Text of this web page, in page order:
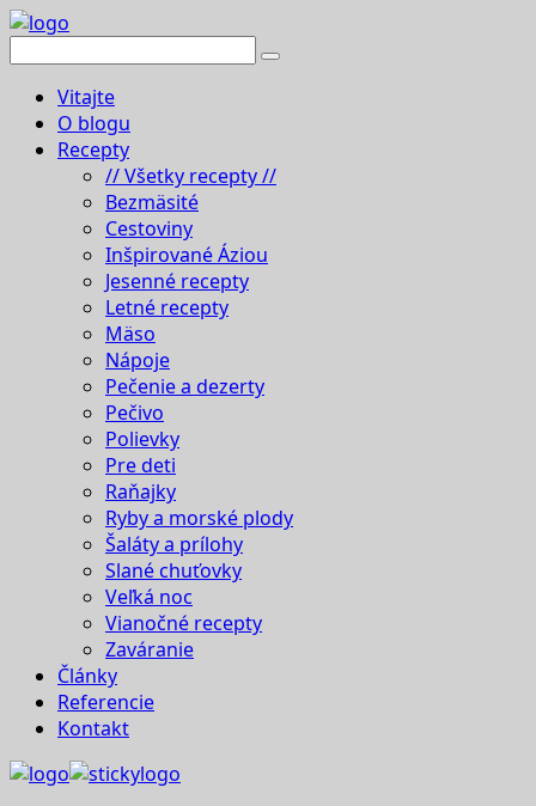
Vitajte
O blogu
Recepty
// Všetky recepty //
Bezmäsité
Cestoviny
Inšpirované Áziou
Jesenné recepty
Letné recepty
Mäso
Nápoje
Pečenie a dezerty
Pečivo
Polievky
Pre deti
Raňajky
Ryby a morské plody
Šaláty a prílohy
Slané chuťovky
Veľká noc
Vianočné recepty
Zaváranie
Články
Referencie
Kontakt